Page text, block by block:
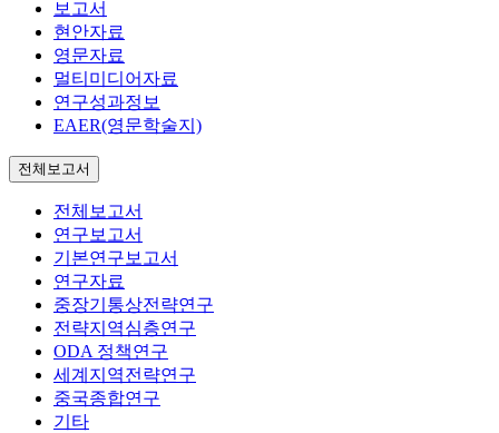
보고서
현안자료
영문자료
멀티미디어자료
연구성과정보
EAER(영문학술지)
전체보고서
전체보고서
연구보고서
기본연구보고서
연구자료
중장기통상전략연구
전략지역심층연구
ODA 정책연구
세계지역전략연구
중국종합연구
기타